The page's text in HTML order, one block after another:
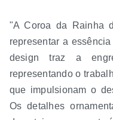
"A Coroa da Rainha
representar a
design traz a
representando o
que impulsionam o
Os detalhes